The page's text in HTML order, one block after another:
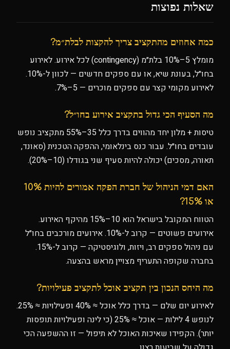
שאלות נפוצות
כמה אחוזים מהתקציב צריך להקצות לבלת״מ?
מומלץ 5–10% בלת״מ (contingency) לכל אירוע. לאירוע
בחו״ל, בעונת שיא, או עם ספקים חדשים — לכוון ל-10%.
לאירוע מקומי קצר עם ספקים מוכרים — 5–7%.
מה הסעיף הכי גדול בתקציב אירוע בחו״ל?
טיסות + מלון יחד מהווים בדרך כלל 35–55% מתקציב נופש
עובדים בחו״ל. עבור כנס בינלאומי, ההפקה הטכנית (סאונד,
תאורה, מסכים) יכולה להיות סעיף שני בגודלו (10–20%).
האם דמי הניהול של חברת הפקה אמורים להיות 10%
או 15%?
הטווח המקובל בישראל הוא 10–15% מהיקף האירוע.
אירועים פשוטים — קרוב ל-10%. אירועים מורכבים בחו״ל
עם ניהול ספקים רב, ויזות, ולוגיסטיקה — קרוב ל-15%.
בחברה שקופה התעריף מצויין מראש בהצעה.
מה היחס הנכון בין תקציב אוכל לתקציב פעילויות?
לאירוע יום שלם — בדרך כלל אוכל ≈ 40% ופעילויות ≈ 25%.
לנופש 4 לילות — אוכל ≈ 25% (כי לינה ופעילויות תופסות
יותר). הקפידו שאיכות האוכל לא תיפול — זו ההשפעה הכי